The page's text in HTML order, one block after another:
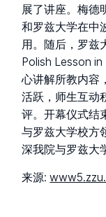
展了讲座。梅德
和罗兹大学在中
用。随后，罗兹
Polish Lesson
心讲解所教内容
活跃，师生互动
评。开幕仪式结
与罗兹大学校方
深我院与罗兹大
来源: